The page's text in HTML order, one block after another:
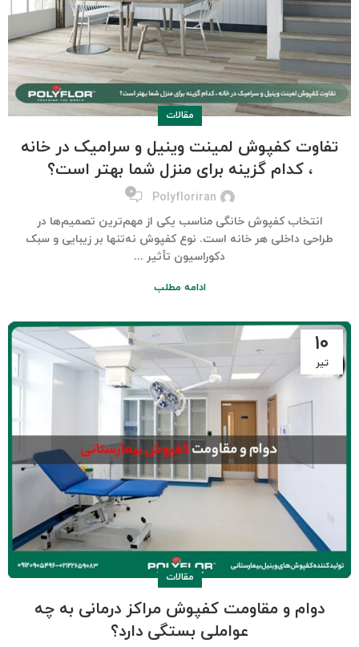
مقالات
تفاوت کفپوش لمینت وینیل و سرامیک در خانه
، کدام گزینه برای منزل شما بهتر است؟
Polyfloriran ۰
انتخاب کفپوش خانگی مناسب یکی از مهم‌ترین تصمیم‌ها در
طراحی داخلی هر خانه است. نوع کفپوش نه‌تنها بر زیبایی و سبک
دکوراسیون تأثیر ...
ادامه مطلب
۱۰
تیر
مقالات
دوام و مقاومت کفپوش مراکز درمانی به چه
عواملی بستگی دارد؟